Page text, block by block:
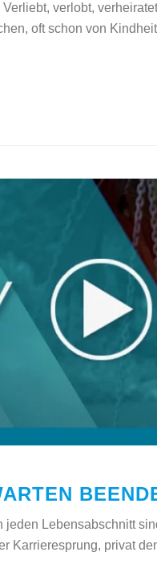
verlobt,
oft schon von
jeden Lebensabschnitt
Karrieresprung, privat